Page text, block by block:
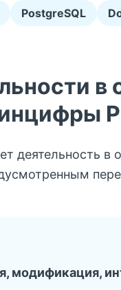
PostgreSQL
деятельность в
модификация,